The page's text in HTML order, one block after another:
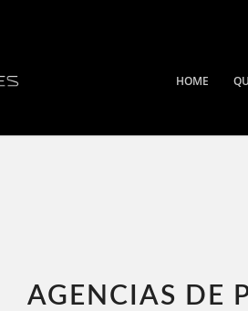
HOME
AGENCIAS DE